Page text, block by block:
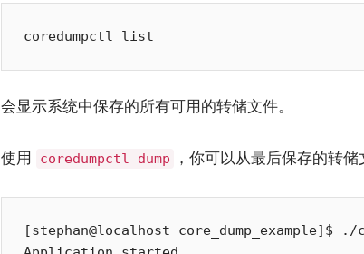
会显示系统中保存的所有可用的转储文件。
使用 coredumpctl dump ，你可以从最后保存的转储
[stephan@localhost core_dump_example]$ ./